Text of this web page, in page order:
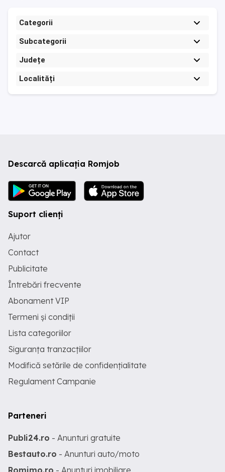
Categorii
Subcategorii
Județe
Localități
Descarcă aplicația Romjob
Suport clienți
Ajutor
Contact
Publicitate
Întrebări frecvente
Abonament VIP
Termeni și condiții
Lista categoriilor
Siguranța tranzacțiilor
Modifică setările de confidențialitate
Regulament Campanie
Parteneri
Publi24.ro - Anunturi gratuite
Bestauto.ro - Anunturi auto/moto